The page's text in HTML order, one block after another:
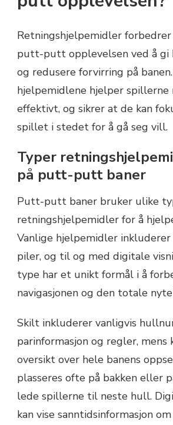
Retningshjelpemidler
putt-putt opplevelsen ved å gi
og redusere forvirring på
hjelpemidlene hjelper spillerne
effektivt, og sikrer at de kan
spillet i stedet for å gå seg vill.
Typer
på putt-putt baner
Putt-putt baner bruker ulike
retningshjelpemidler for å
Vanlige hjelpemidler
piler, og til og med digitale
type har et unikt formål i å
navigasjonen og den totale
Skilt inkluderer vanligvis
parinformasjon og regler, mens
oversikt over hele banens
plasseres ofte på bakken eller
lede spillerne til neste hull.
kan vise sanntidsinformasjon